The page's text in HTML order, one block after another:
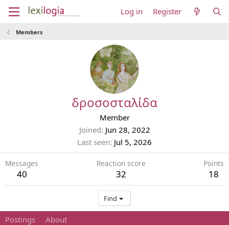
Log in Register
Members
δροσοσταλίδα
Member
Joined Jun 28, 2022
Last seen Jul 5, 2026
Messages
40
Reaction score
32
Points
18
Find
Postings About